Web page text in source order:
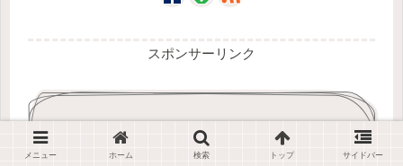
スポンサーリンク
関連記事
メニュー ホーム 検索 トップ サイドバー